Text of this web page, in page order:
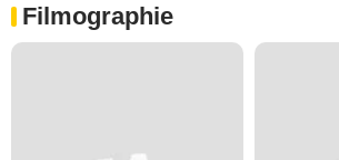
Filmographie